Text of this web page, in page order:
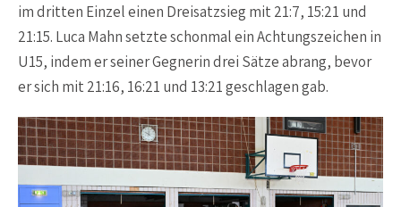
im dritten Einzel einen Dreisatzsieg mit 21:7, 15:21 und
21:15. Luca Mahn setzte schonmal ein Achtungszeichen in
U15, indem er seiner Gegnerin drei Sätze abrang, bevor
er sich mit 21:16, 16:21 und 13:21 geschlagen gab.